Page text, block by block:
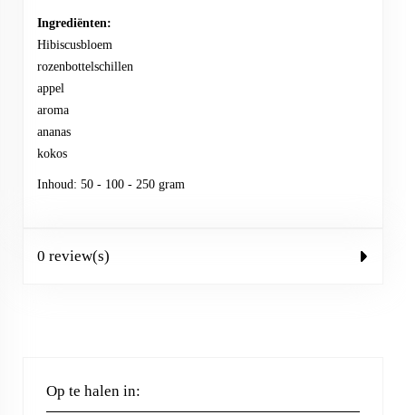
Ingrediënten:
Hibiscusbloem
rozenbottelschillen
appel
aroma
ananas
kokos
Inhoud: 50 - 100 - 250 gram
0 review(s)
Op te halen in: